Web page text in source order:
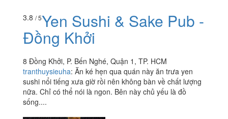
3.8 / 5Yen Sushi & Sake Pub -
Đồng Khởi
8 Đồng Khởi, P. Bến Nghé, Quận 1, TP. HCM
tranthuysieuha: Ăn ké hẹn qua quán này ăn trưa yen
sushi nổi tiếng xưa giờ rồi nên không bàn về chất lượng
nữa. Chỉ có thể nói là ngon. Bên này chủ yếu là đồ
sống....